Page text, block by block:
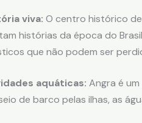
viva: O centro histórico
histórias da época do
que não podem ser
aquáticas: Angra é
de barco pelas ilhas, as